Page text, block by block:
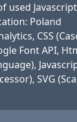
used
Poland
CSS
Font API,
SVG